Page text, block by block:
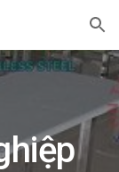
Skip to navigation